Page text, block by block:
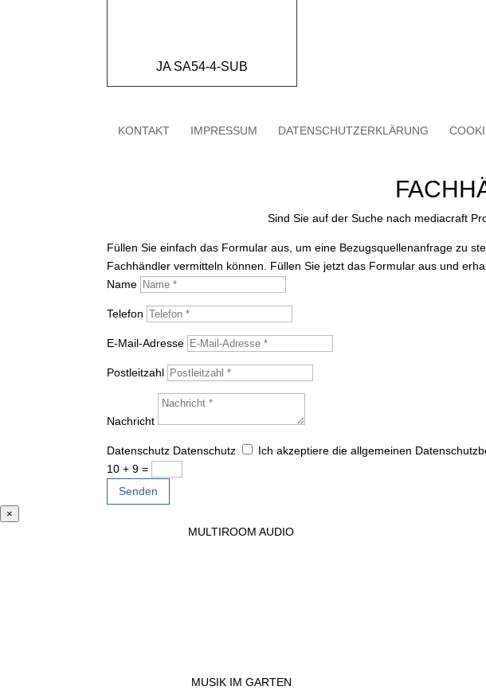
JA SA54-4-SUB
KONTAKT IMPRESSUM DATENSCHUTZERKLÄRUNG
Sind Sie auf der Suche nach mediacraft
Füllen Sie einfach das Formular aus, um eine Bezugsquellenanfrage zu
Fachhändler vermitteln können. Füllen Sie jetzt das Formular aus und
Name
Telefon
E-Mail-Adresse
Postleitzahl
Nachricht
Datenschutz Datenschutz
Ich akzeptiere die allgemeinen
10 + 9 =
Senden
×
MULTIROOM AUDIO
MUSIK IM GARTEN